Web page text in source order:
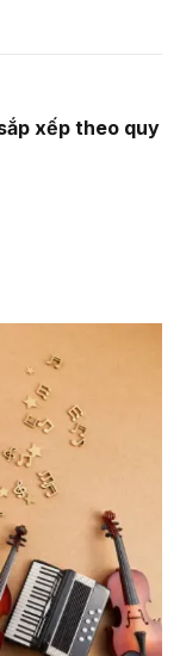
xếp theo quy